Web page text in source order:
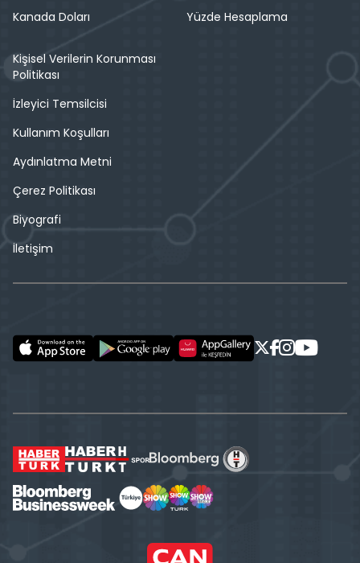
Kanada Doları
Yüzde Hesaplama
Kişisel Verilerin Korunması
Politikası
İzleyici Temsilcisi
Kullanım Koşulları
Aydınlatma Metni
Çerez Politikası
Biyografi
İletişim